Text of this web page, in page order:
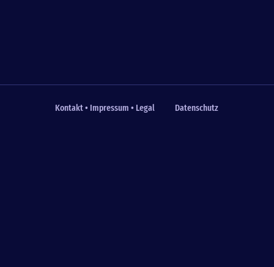
Fußzeile
Kontakt • Impressum • Legal Datenschutz